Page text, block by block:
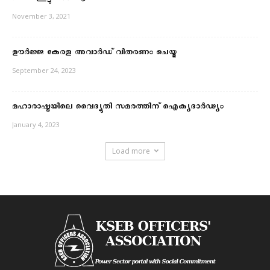
November 3, 2021
ഊർജ്ജ കേരള അവാർഡ് വിതരണം ചെയ്തു
September 24, 2023
മഹാരാഷ്ട്രയിലെ വൈദ്യുതി സമരത്തിന് ഐക്യദാർഢ്യം
January 4, 2023
Load more